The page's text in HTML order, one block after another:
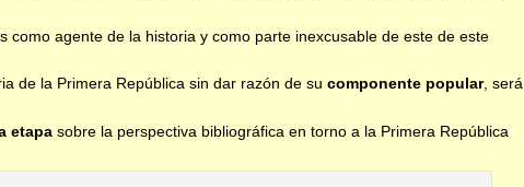
como agente de la historia y como parte inexcusable de este de este
de la Primera República sin dar razón de su componente popular, será
etapasobre la perspectiva bibliográfica en torno a la Primera República